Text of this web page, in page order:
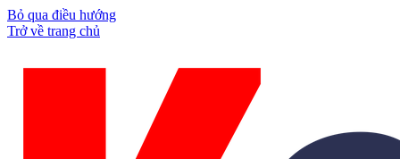
Bỏ qua điều hướng
Trở về trang chủ